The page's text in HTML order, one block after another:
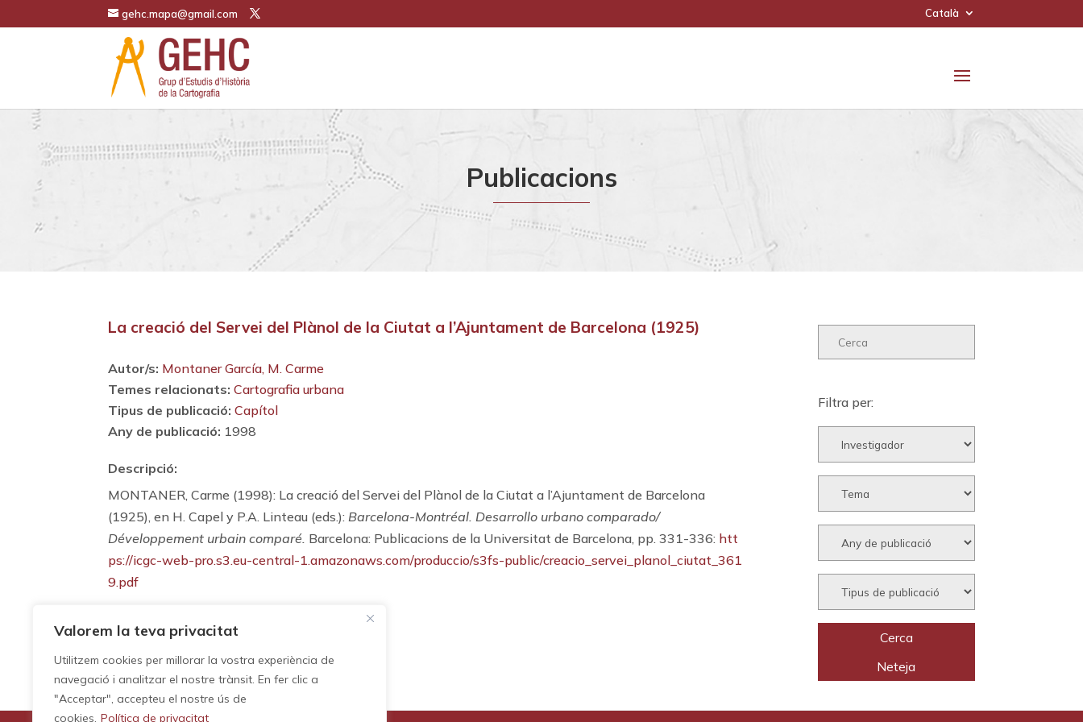
Valorem la teva privacitat
Utilitzem cookies per millorar la vostra experiència de
navegació i analitzar el nostre trànsit. En fer clic a
"Acceptar", accepteu el nostre ús de
cookies. Política de privacitat
gehc.mapa@gmail.com Català
Publicacions
La creació del Servei del Plànol de la Ciutat a l’Ajuntament de Barcelona (1925)
Autor/s: Montaner García, M. Carme
Temes relacionats: Cartografia urbana
Tipus de publicació: Capítol
Any de publicació: 1998
Descripció:
MONTANER, Carme (1998): La creació del Servei del Plànol de la Ciutat a l’Ajuntament de Barcelona
(1925), en H. Capel y P.A. Linteau (eds.):Barcelona-Montréal. Desarrollo urbano comparado/
Développement urbain comparé. Barcelona: Publicacions de la Universitat de Barcelona, pp. 331-336: htt
ps://icgc-web-pro.s3.eu-central-1.amazonaws.com/produccio/s3fs-public/creacio_servei_planol_ciutat_361
9.pdf
Filtra per: